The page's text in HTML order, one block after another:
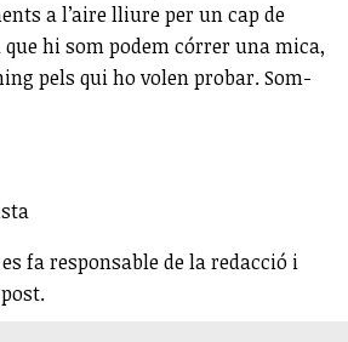
a l’aire lliure per un cap de
hi som podem córrer una mica,
pels qui ho volen probar. Som-
fa responsable de la redacció i